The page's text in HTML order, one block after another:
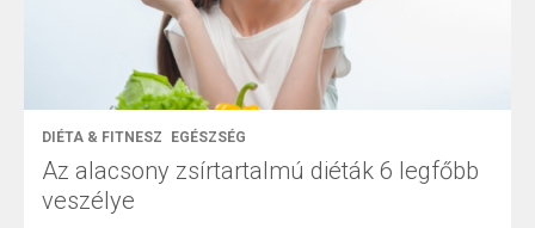
DIÉTA & FITNESZ EGÉSZSÉG
Az alacsony zsírtartalmú diéták 6 legfőbb
veszélye